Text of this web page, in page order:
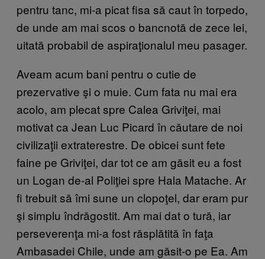
pentru tanc, mi-a picat fisa să caut în torpedo,
de unde am mai scos o bancnotă de zece lei,
uitată probabil de aspiraţionalul meu pasager.
Aveam acum bani pentru o cutie de
prezervative şi o muie. Cum fata nu mai era
acolo, am plecat spre Calea Griviţei, mai
motivat ca Jean Luc Picard în căutare de noi
civilizaţii extraterestre. De obicei sunt fete
faine pe Griviţei, dar tot ce am găsit eu a fost
un Logan de-al Poliţiei spre Hala Matache. Ar
fi trebuit să îmi sune un clopoţel, dar eram pur
şi simplu îndrăgostit. Am mai dat o tură, iar
perseverenţa mi-a fost răsplătită în faţa
Ambasadei Chile, unde am găsit-o pe Ea. Am